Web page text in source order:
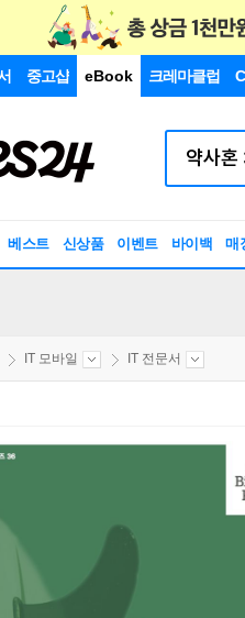
중고샵 eBook 크레마클럽
베스트 신상품 이벤트 바이백 매
IT 모바일 IT 전문서